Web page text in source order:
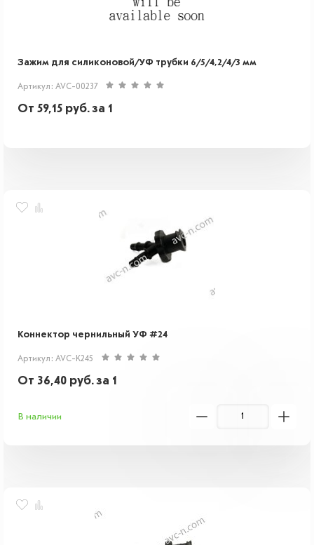
Зажим для силиконовой/УФ трубки 6/5/4,2/4/3 мм
Артикул: AVC-00237
От 59,15 руб.за 1
Коннектор чернильный УФ #24
Артикул: AVC-K245
От 36,40 руб.за 1
В наличии